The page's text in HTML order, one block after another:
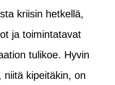
kriisin hetkellä,
ja toimintatavat
tulikoe. Hyvin
niitä kipeitäkin, on